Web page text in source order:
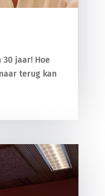
jaar! Hoe
terug kan